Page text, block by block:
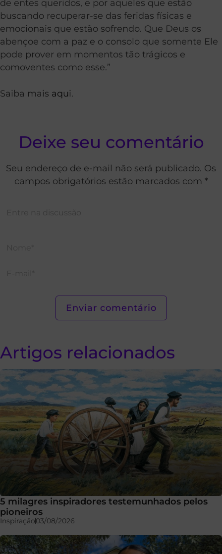
de entes queridos, e por aqueles que estão
buscando recuperar-se das feridas físicas e
emocionais que estão sofrendo. Que Deus os
abençoe com a paz e o consolo que somente Ele
pode prover em momentos tão trágicos e
comoventes como esse.”
Saiba mais aqui.
Deixe seu comentário
Seu endereço de e-mail não será publicado. Os
campos obrigatórios estão marcados com *
Artigos relacionados
5 milagres inspiradores testemunhados pelos
pioneiros
Inspiração03/08/2026